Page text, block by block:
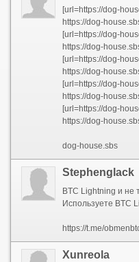
https://dog-
[url=https://dog-
https://dog-
[url=https://dog-
https://dog-
[url=https://dog-
https://dog-
[url=https://dog-
https://dog-
dog-house.sbs
Stephenglack
Используете BTC Lightning для мгновенных переводов? Наш бот в Telegram поддерживает Lightning Network! Меняйте BTC (Lightning/Classic), ETH, LTC, XMR, DASH, USDT
https://t.me/
Xunreola